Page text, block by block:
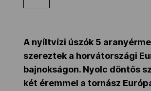
Társszervezetek
A nyíltvízi úszók 5
szereztek a horvátországi
bajnokságon. Nyolc döntős
két éremmel a tornász